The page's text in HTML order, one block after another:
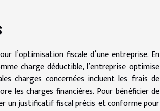
l’optimisation fiscale d’une entreprise. En
charge déductible, l’entreprise optimise
charges concernées incluent les frais de
les charges financières. Pour bénéficier de
un justificatif fiscal précis et conforme pour